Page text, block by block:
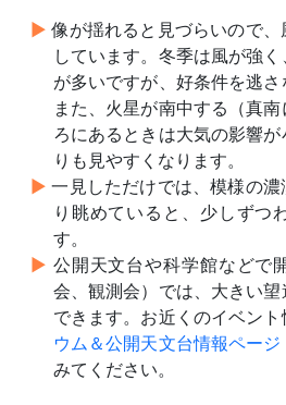
像が揺れると見づらいので
しています。冬季は風が強
が多いですが、好条件を逃さ
また、火星が南中する（真
ろにあるときは大気の影響
りも見やすくなります。
一見しただけでは、模様の濃
り眺めていると、少しずつ
す。
公開天文台や科学館などで
会、観測会）では、大きい
できます。お近くのイベン
ウム＆公開天文台情報ページ
みてください。